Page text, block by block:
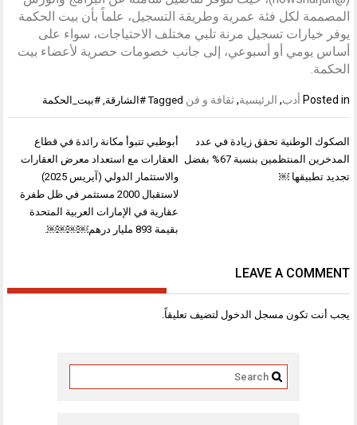
المصممة لكل فئة عمرية وطريقة التسجيل، علماً بأن بيت الحكمة
يوفر خيارات تسجيل مرنة تلبي مختلف الاحتياجات، سواء على
أساس يومي أو أسبوعي، إلى جانب خصومات حصرية لأعضاء بيت
الحكمة.
Posted in أدب, الرئيسية,ثقافة و فن Tagged #الشارقة ,#بيت_الحكمة
تصفّح
المقالات
أبوظبي تتبوأ مكانة رائدة في قطاع
العقارات مع استعداد معرض العقارات
والاستثمار الدولي (آيريس 2025)
لاستقبال 2000 مستثمر في ظل طفرة
عقارية في الإمارات العربية المتحدة
بقيمة 893 مليار درهم￼￼￼￼.
الصكوك الوطنية تحقق زيادة في عدد
المدخرين المنتظمين بنسبة 67% بفضل
تجديد تطبيقها ￼
LEAVE A COMMENT
يجب أنت تكون مسجل الدخول لتضيف تعليقاً.